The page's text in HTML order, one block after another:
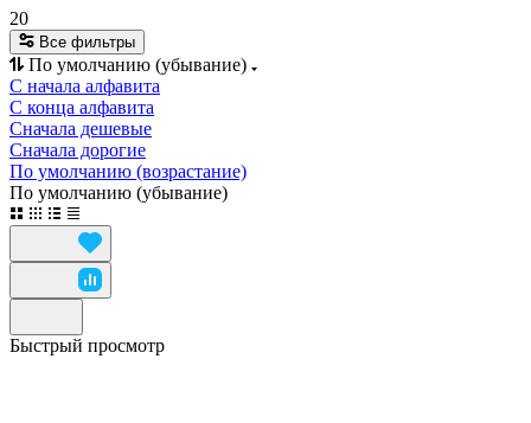
20
Все фильтры
По умолчанию (убывание)
С начала алфавита
С конца алфавита
Сначала дешевые
Сначала дорогие
По умолчанию (возрастание)
По умолчанию (убывание)
Быстрый просмотр